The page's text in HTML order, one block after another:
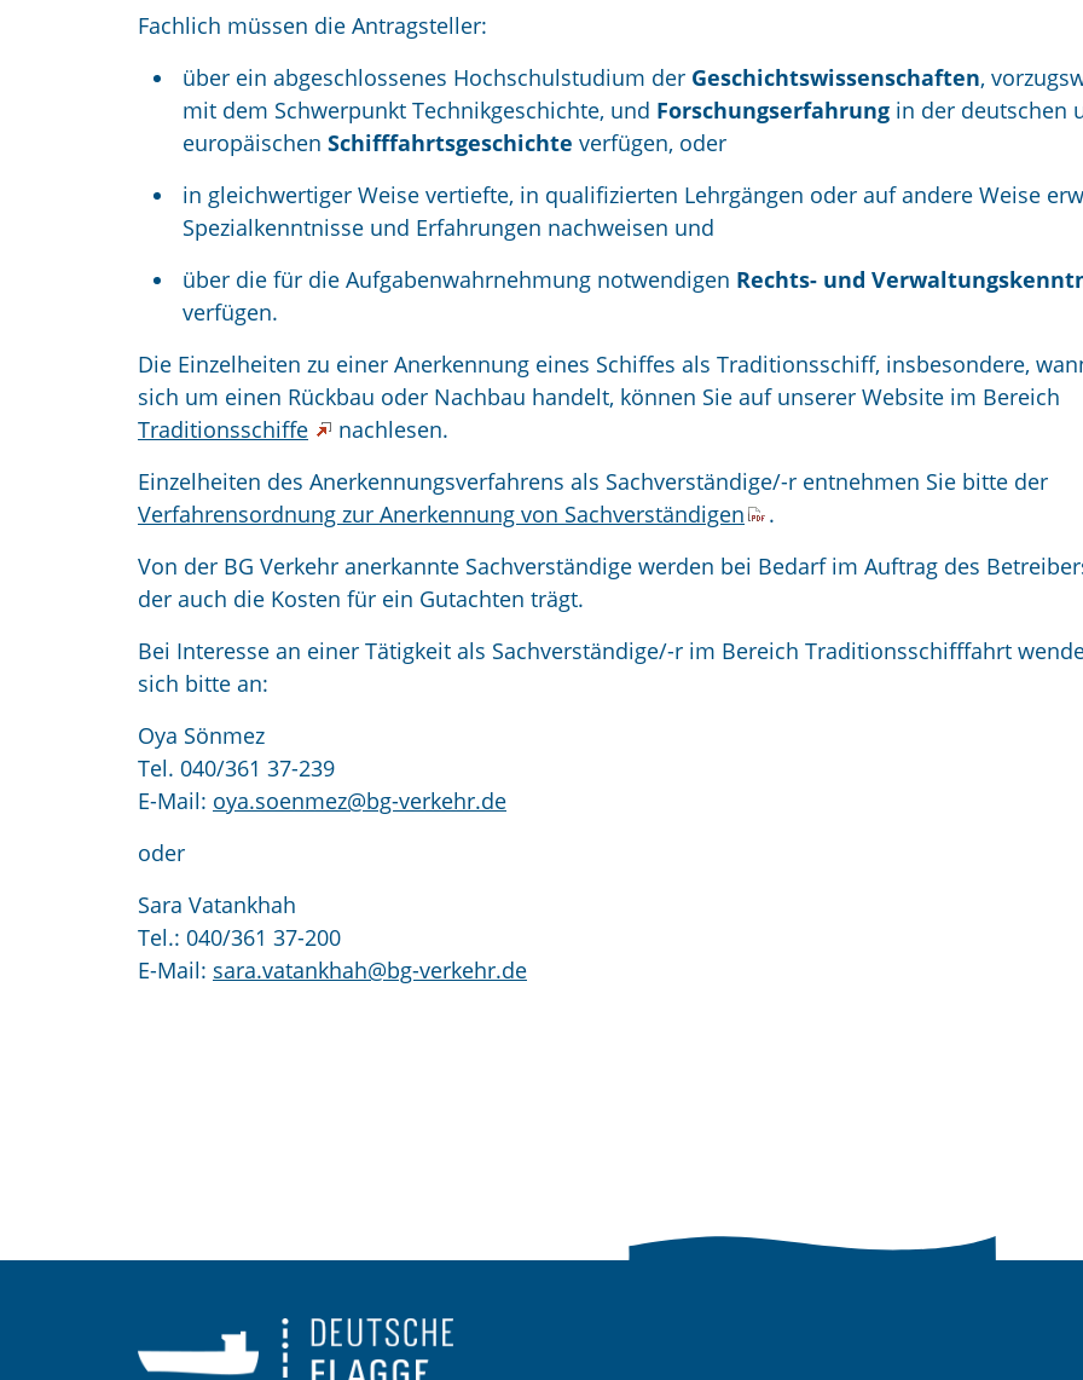
Fachlich müssen die Antragsteller:
über ein abgeschlossenes Hochschulstudium der Geschichtswissenschaften,
mit dem Schwerpunkt Technikgeschichte, und Forschungserfahrung in der deutschen
europäischen Schifffahrtsgeschichte verfügen, oder
in gleichwertiger Weise vertiefte, in qualifizierten Lehrgängen oder auf andere Weise
Spezialkenntnisse und Erfahrungen nachweisen und
über die für die Aufgabenwahrnehmung notwendigen Rechts- und
verfügen.
Die Einzelheiten zu einer Anerkennung eines Schiffes als Traditionsschiff, insbesondere,
sich um einen Rückbau oder Nachbau handelt, können Sie auf unserer Website im Bereich
Traditionsschiffe
nachlesen.
Einzelheiten des Anerkennungsverfahrens als Sachverständige/-r entnehmen Sie bitte der
Verfahrensordnung zur Anerkennung von Sachverständigen
.
Von der BG Verkehr anerkannte Sachverständige werden bei Bedarf im Auftrag des
der auch die Kosten für ein Gutachten trägt.
Bei Interesse an einer Tätigkeit als Sachverständige/-r im Bereich Traditionsschifffahrt
sich bitte an:
Oya Sönmez
Tel. 040/361 37-239
E-Mail: oya.soenmez@bg-verkehr.de
oder
Sara Vatankhah
Tel.: 040/361 37-200
E-Mail: sara.vatankhah@bg-verkehr.de